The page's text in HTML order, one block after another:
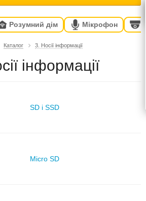
Розумний дім Мікрофон
Каталог 3. Носії інформації
інформації
SD і SSD
Micro SD